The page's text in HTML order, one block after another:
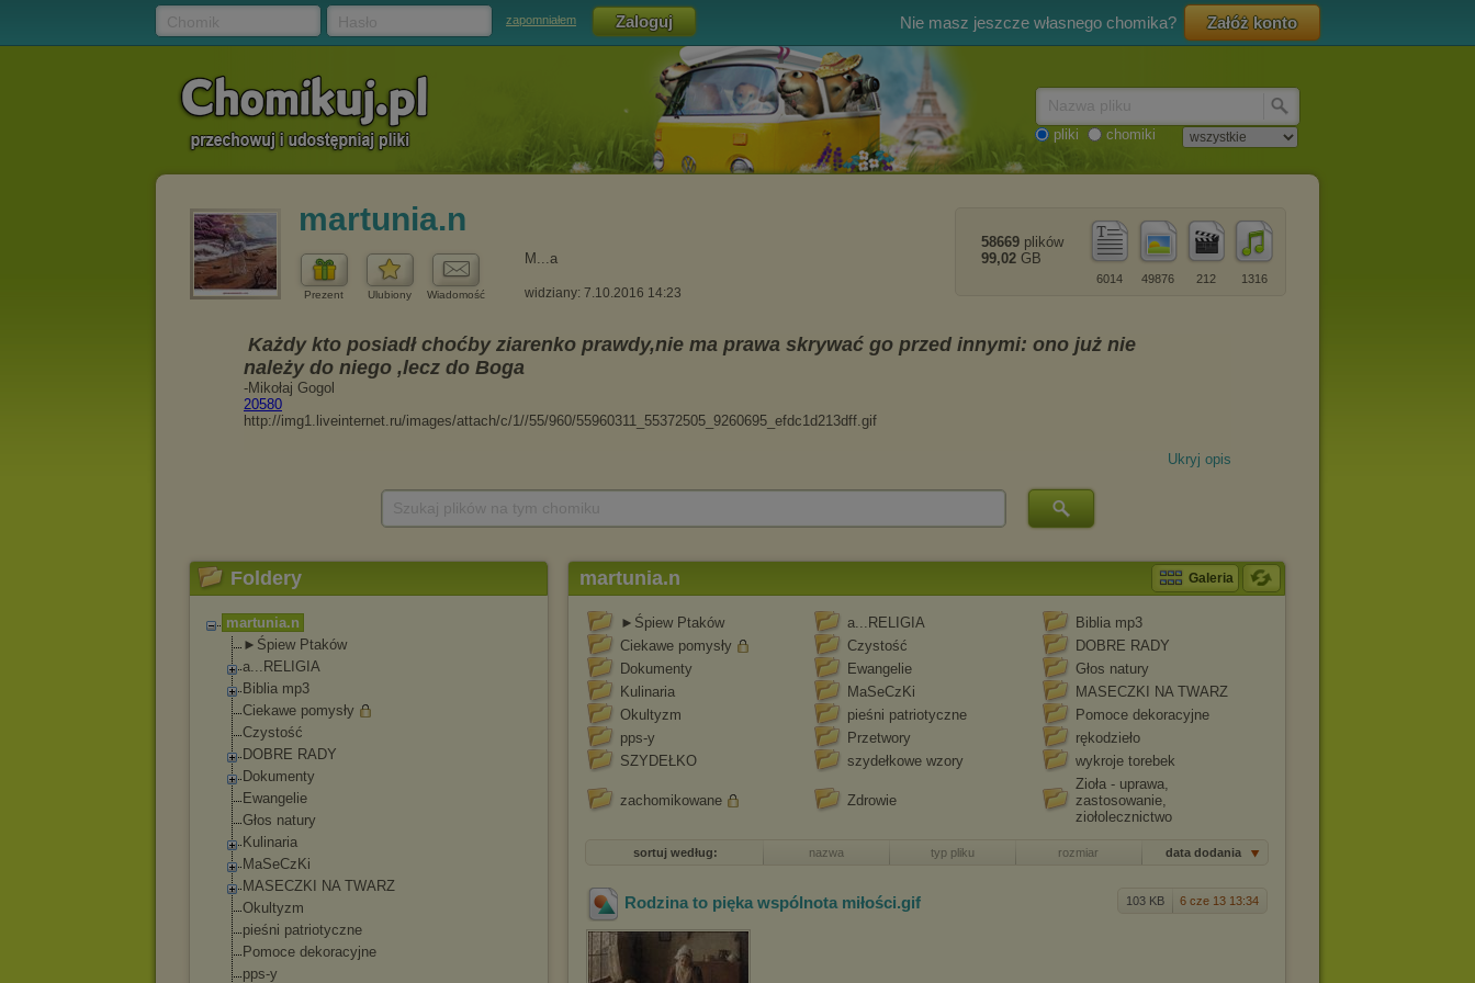
zapomniałem Nie masz jeszcze własnego chomika? Załóż konto
pliki chomiki
martunia.n
Prezent Ulubiony Wiadomość
M...a
widziany: 7.10.2016 14:23
1316
212
49876
6014
58669 plików
99,02 GB
Ukryj opis
Foldery
martunia.n
►Śpiew Ptaków
a...RELIGIA
Biblia mp3
Ciekawe pomysły
Czystość
DOBRE RADY
Dokumenty
Ewangelie
Głos natury
Kulinaria
MaSeCzKi
MASECZKI NA TWARZ
Okultyzm
pieśni patriotyczne
Pomoce dekoracyjne
pps-y
martunia.n Galeria
►Śpiew Ptaków a...RELIGIA
Biblia mp3
Ciekawe pomysły
Czystość
DOBRE RADY
Dokumenty
Ewangelie
Głos natury
Kulinaria
MaSeCzKi
MASECZKI NA TWARZ
Okultyzm
pieśni patriotyczne
Pomoce dekoracyjne
pps-y
Przetwory
rękodzieło
SZYDEŁKO
szydełkowe wzory wykroje torebek
zachomikowane Zdrowie
Zioła - uprawa,
zastosowanie,
ziołolecznictwo
sortuj według: nazwa typ pliku rozmiar data dodania
103 KB 6 cze 13 13:34
Rodzina to pięka wspólnota miłości.gif